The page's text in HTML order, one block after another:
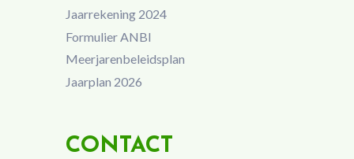
Jaarrekening 2024
Formulier ANBI
Meerjarenbeleidsplan
Jaarplan 2026
CONTACT